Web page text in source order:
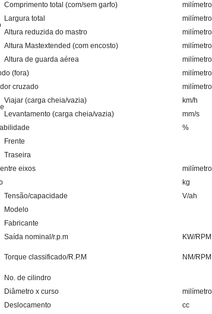
Comprimento total (com/sem garfo)
Largura total
Altura reduzida do mastro
Altura Mastextended (com encosto)
Altura de guarda aérea
(fora)
cruzado
Viajar (carga cheia/vazia) km/h
Levantamento (carga cheia/vazia) mm/s
%
Frente
Traseira
eixos
kg
Tensão/capacidade V/ah
Modelo
Fabricante
Saída nominal/r.p.m KW/RPM
Torque classificado/R.P.M NM/RPM
No. de cilindro
Diâmetro x curso
Deslocamento cc